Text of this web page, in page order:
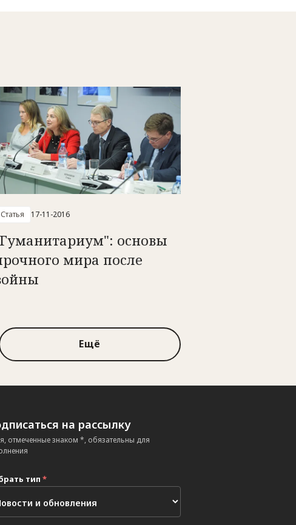
Статья 17-11-2016
основы
мира после
Ещё
на рассылку
отмеченные знаком *, обязательны для
тип *